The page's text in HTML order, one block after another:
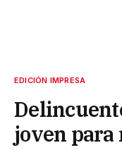
EDICIÓN IMPRESA
joven